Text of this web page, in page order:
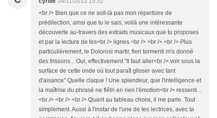
<br /> Bien que ce ne soit-là pas mon répertoire de
prédilection, ainsi que tu le sais, voilà une intéressante
découverte au-travers des extraits musicaux que tu proposes
et par la lecture de tes<br /> lignes.<br /> <br /> <br /> Plus
particulièrement, le Dolorosi martir, fieri tormenti m'a donné
des frissons... Oui, effectivement "Il faut aller<br /> voir sous la
surface de cette onde où tout paraît glisser avec tant
d'aisance" Quelle claque ! Une splendeur, que l'intelligence et
la maîtrise du phrasé ne flêtri en rien l'émotion<br /> ressenti...
<br /> <br /> <br /> Quant au tableau choisi, il me parle. Tout
simplement. Aussi à l'instar de l'une de tes lectrices, avec ta